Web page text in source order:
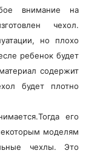
внимание на
чехол.
но плохо
ребенок будет
содержит
будет плотно
его
моделям
чехлы. Это